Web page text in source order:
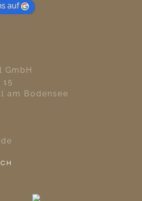
auf
GmbH
am Bodensee